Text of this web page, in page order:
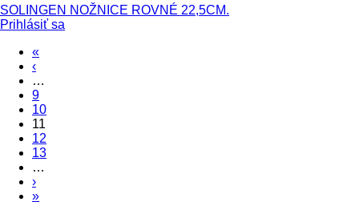
SOLINGEN NOŽNICE ROVNÉ 22,5CM.
Prihlásiť sa
Stránky
«
‹
…
9
10
11
12
13
…
›
»